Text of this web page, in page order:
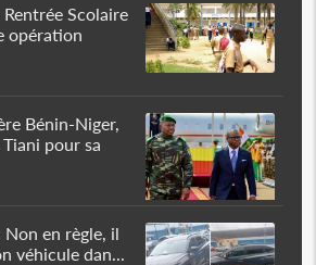
Scolaire
opération
Bénin-Niger,
pour sa
en règle, il
véhicule dan...